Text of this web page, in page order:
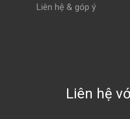
Liên hệ & góp ý
Liên hệ